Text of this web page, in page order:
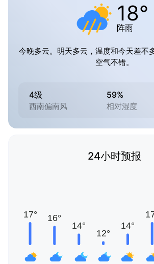
18°
阵雨
今晚多云。明天多云，温度和今天差不
空气不错。
4级
西南偏南风
59%
相对湿度
24小时预报